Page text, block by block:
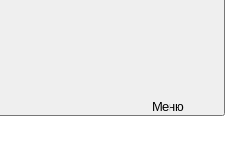
Меню